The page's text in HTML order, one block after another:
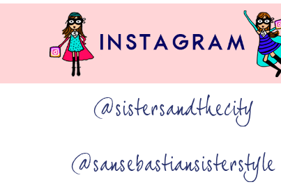
@sistersandthecity
@sansebastiansisterstyle